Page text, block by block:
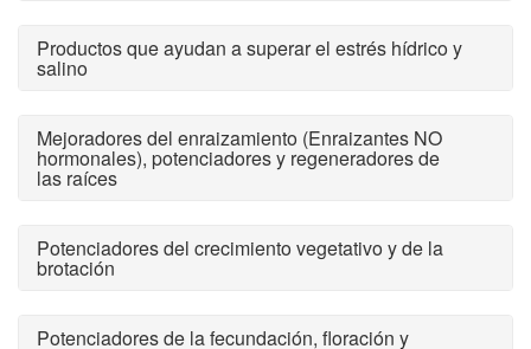
Productos que ayudan a superar el estrés hídrico y
salino
Mejoradores del enraizamiento (Enraizantes NO
hormonales), potenciadores y regeneradores de
las raíces
Potenciadores del crecimiento vegetativo y de la
brotación
Potenciadores de la fecundación, floración y